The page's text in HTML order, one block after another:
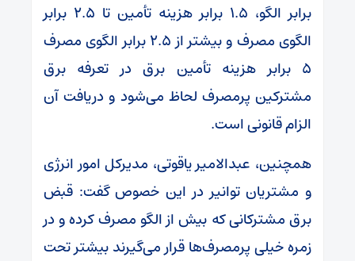
برابر الگو، ۱.۵ برابر هزینه تأمین تا ۲.۵ برابر
الگوی مصرف و بیشتر از ۲.۵ برابر الگوی مصرف
۵ برابر هزینه تأمین برق در تعرفه برق
مشترکین پرمصرف لحاظ می‌شود و دریافت آن
الزام قانونی است.
همچنین، عبدالامیر یاقوتی، مدیرکل امور انرژی
و مشتریان توانیر در این خصوص گفت: قبض
برق مشترکانی که بیش از الگو مصرف کرده و در
زمره خیلی پرمصرف‌ها قرار می‌گیرند بیشتر تحت